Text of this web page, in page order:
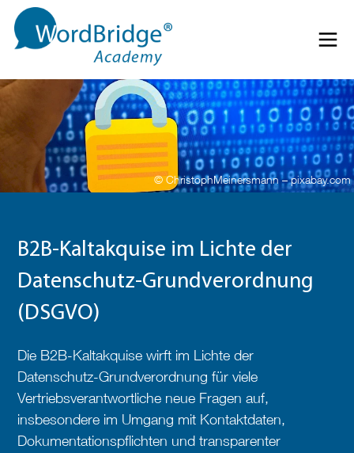
Direkt zum Inhalt springen
© ChristophMeinersmann – pixabay.com
B2B-Kaltakquise im Lichte der
Datenschutz-Grundverordnung
(DSGVO)
Die B2B-Kaltakquise wirft im Lichte der
Datenschutz-Grundverordnung für viele
Vertriebsverantwortliche neue Fragen auf,
insbesondere im Umgang mit Kontaktdaten,
Dokumentationspflichten und transparenter